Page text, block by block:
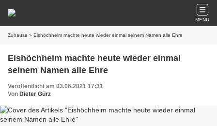
MENU
Zuhause » Eishöchheim machte heute wieder einmal seinem Namen alle Ehre
Eishöchheim machte heute wieder einmal
seinem Namen alle Ehre
Veröffentlicht am 03.06.2021 17:31
Von Dieter Gürz